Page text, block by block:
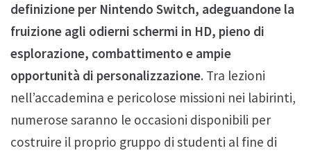
definizione per Nintendo Switch, adeguandone la
fruizione agli odierni schermi in HD, pieno di
esplorazione, combattimento e ampie
opportunità di personalizzazione. Tra lezioni
nell’accademina e pericolose missioni nei labirinti,
numerose saranno le occasioni disponibili per
costruire il proprio gruppo di studenti al fine di